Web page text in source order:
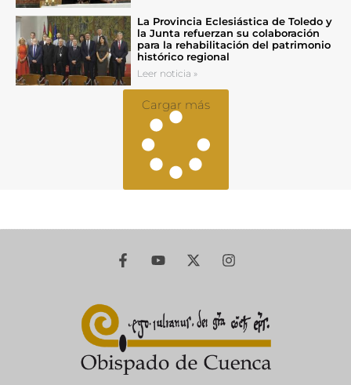
La Provincia Eclesiástica de Toledo y
la Junta refuerzan su colaboración
para la rehabilitación del patrimonio
histórico regional
Leer noticia »
Cargar más